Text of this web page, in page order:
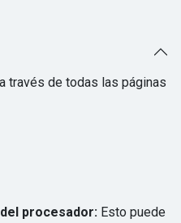
través de todas las páginas
procesador: Esto puede